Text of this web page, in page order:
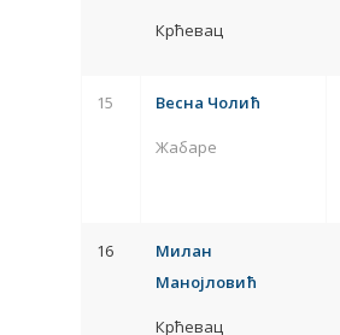
Крћевац
15 Весна Чолић
Жабаре
16
Милан
Манојловић
Крћевац